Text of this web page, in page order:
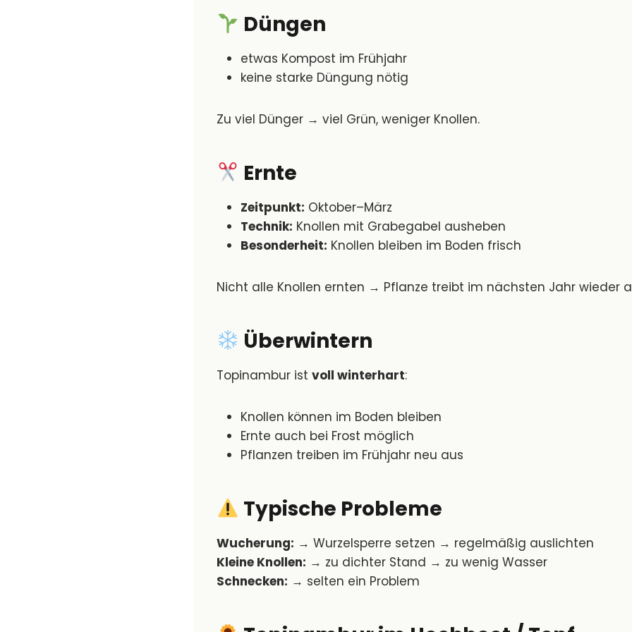
Düngen
etwas Kompost im Frühjahr
keine starke Düngung nötig
Zu viel Dünger → viel Grün, weniger Knollen.
Ernte
Zeitpunkt: Oktober–März
Technik: Knollen mit Grabegabel ausheben
Besonderheit: Knollen bleiben im Boden frisch
Nicht alle Knollen ernten → Pflanze treibt im nächsten Jahr wieder
Überwintern
Topinambur ist voll winterhart:
Knollen können im Boden bleiben
Ernte auch bei Frost möglich
Pflanzen treiben im Frühjahr neu aus
Typische Probleme
Wucherung: → Wurzelsperre setzen → regelmäßig auslichten
Kleine Knollen: → zu dichter Stand → zu wenig Wasser
Schnecken: → selten ein Problem